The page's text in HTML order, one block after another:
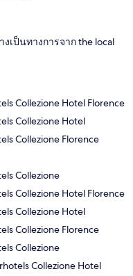
เป็นทางการจาก the local
Collezione Hotel Florence
Collezione Hotel
Collezione Florence
Collezione
Collezione Hotel Florence
Collezione Hotel
Collezione Florence
Collezione
Collezione Hotel